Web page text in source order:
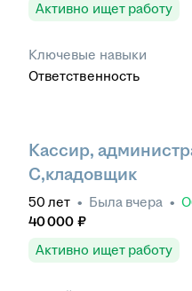
Активно ищет работу
Ключевые навыки
Ответственность
Кассир,
С,кладовщик
50 лет • Была вчера •
40 000 ₽
Активно ищет работу